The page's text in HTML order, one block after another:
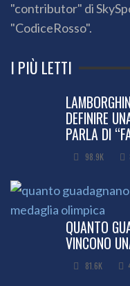
"contributor" di
"CodiceRosso".
I PIÙ LETTI
DEFINIRE
PARLA DI
98.9K
QUANTO
VINCONO
81.6K